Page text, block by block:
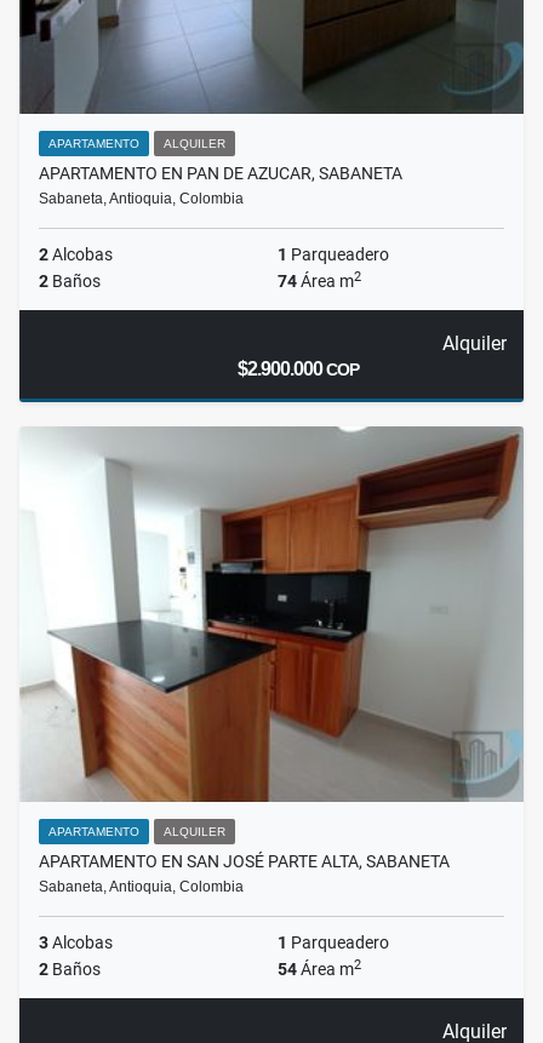
APARTAMENTO ALQUILER
APARTAMENTO EN PAN DE AZUCAR, SABANETA
Sabaneta, Antioquia, Colombia
2Alcobas 1 Parqueadero
2 Baños 74Área m2
Alquiler
$2.900.000COP
APARTAMENTO ALQUILER
APARTAMENTO EN SAN JOSÉ PARTE ALTA, SABANETA
Sabaneta, Antioquia, Colombia
3Alcobas 1 Parqueadero
2 Baños 54Área m2
Alquiler